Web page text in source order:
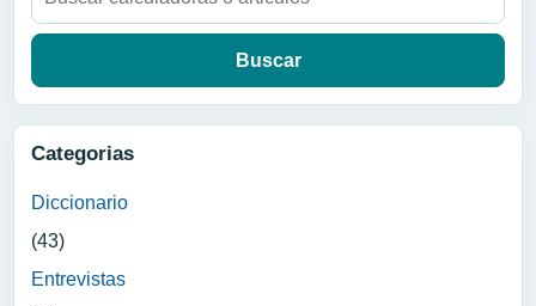
Categorias
Diccionario
(43)
Entrevistas